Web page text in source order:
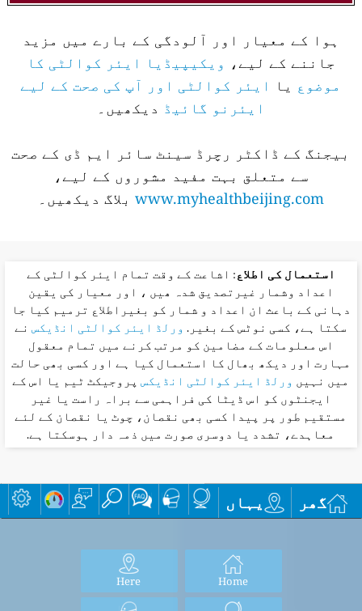
ہوا کے معیار اور آلودگی کے بارے میں مزید
جاننے کے لیے، ویکیپیڈیا ایئر کوالٹی کا
موضوعیا
ایئر کوالٹی اور آپ کی صحت کے لیے
ایئرنو گائیڈدیکھیں۔
بیجنگ کے ڈاکٹر رچرڈ سینٹ سائر ایم ڈی کے صحت
سے متعلق بہت مفید مشوروں کے لیے،
www.myhealthbeijing.comبلاگ دیکھیں۔
استعمال کی اطلاع: اشاعت کے وقت تمام ایئر کوالٹی کے
اعداد وشمار غیرتصدیق شدہ ھیں ، اور معیار کی یقین
دہانی کے باعث ان اعداد و شمار کو بغیراطلاع ترمیم کیا جا
سکتا ہے، کسی نوٹس کے بغیر.ورلڈ ایئر کوالٹی انڈیکسنے
اس معلومات کے مضامین کو مرتب کرنے میں تمام معقول
مہارت اور دیکھ بھال کا استعمال کیا ہے اور کسی بھی حالت
میں نہیںورلڈ ایئر کوالٹی انڈیکسپروجیکٹ ٹیم یا اس کے
ایجنٹوں کو اس ڈیٹا کی فراہمی سے براہ راست یا غیر
مستقیم طور پر پیدا کسی بھی نقصان، چوٹ یا نقصان کے لئے
معاہدے، تشدد یا دوسری صورت میں ذمہ دار ہوسکتا ہے.
گھر یہاں
Home
Here